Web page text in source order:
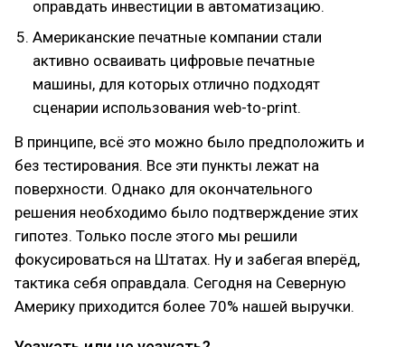
оправдать инвестиции в автоматизацию.
Американские печатные компании стали
активно осваивать цифровые печатные
машины, для которых отлично подходят
сценарии использования web-to-print.
В принципе, всё это можно было предположить и
без тестирования. Все эти пункты лежат на
поверхности. Однако для окончательного
решения необходимо было подтверждение этих
гипотез. Только после этого мы решили
фокусироваться на Штатах. Ну и забегая вперёд,
тактика себя оправдала. Сегодня на Северную
Америку приходится более 70% нашей выручки.